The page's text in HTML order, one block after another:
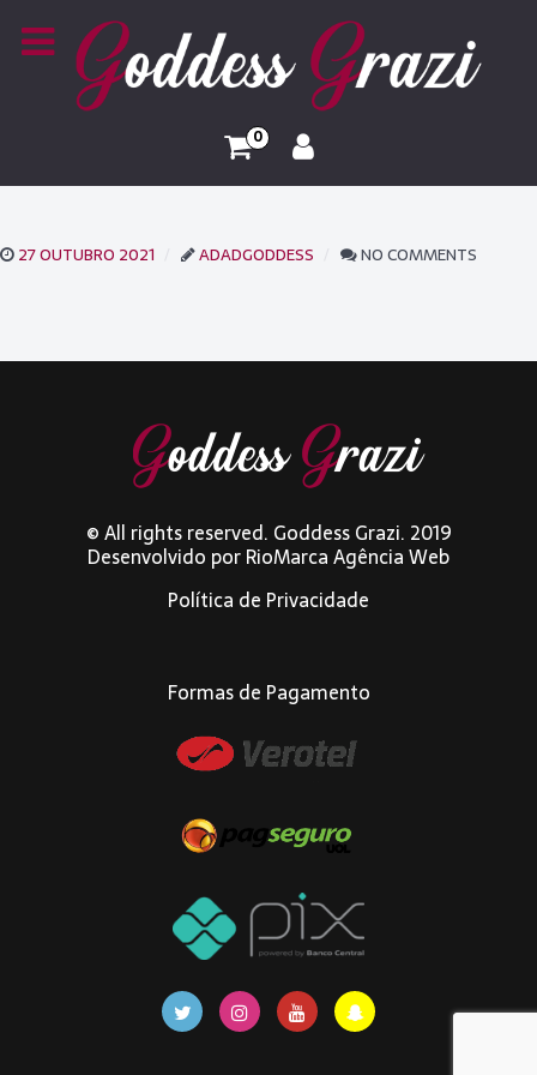
0
27 OUTUBRO 2021 ADADGODDESS NO COMMENTS
© All rights reserved. Goddess Grazi. 2019
Desenvolvido porRioMarca Agência Web
Política de Privacidade
Formas de Pagamento